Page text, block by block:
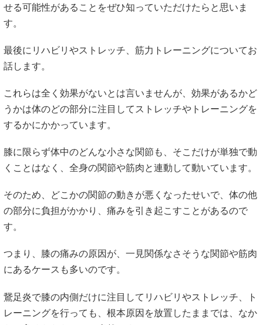
せる可能性があることをぜひ知っていただけたらと思いま
す。
最後にリハビリやストレッチ、筋力トレーニングについてお
話します。
これらは全く効果がないとは言いませんが、効果があるかど
うかは体のどの部分に注目してストレッチやトレーニングを
するかにかかっています。
膝に限らず体中のどんな小さな関節も、そこだけが単独で動
くことはなく、全身の関節や筋肉と連動して動いています。
そのため、どこかの関節の動きが悪くなったせいで、体の他
の部分に負担がかかり、痛みを引き起こすことがあるので
す。
つまり、膝の痛みの原因が、一見関係なさそうな関節や筋肉
にあるケースも多いのです。
鵞足炎で膝の内側だけに注目してリハビリやストレッチ、ト
レーニングを行っても、根本原因を放置したままでは、なか